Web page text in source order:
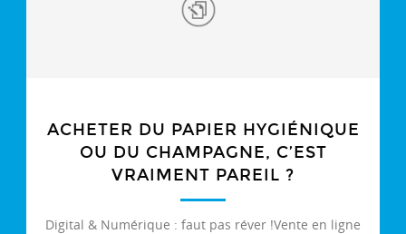
ACHETER DU PAPIER HYGIÉNIQUE
OU DU CHAMPAGNE, C’EST
VRAIMENT PAREIL ?
Digital & Numérique : faut pas réver !Vente en ligne